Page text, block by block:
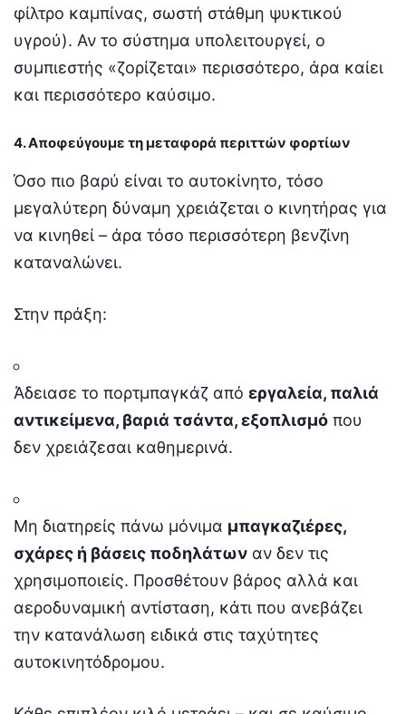
φίλτρο καμπίνας, σωστή στάθμη ψυκτικού
υγρού). Αν το σύστημα υπολειτουργεί, ο
συμπιεστής «ζορίζεται» περισσότερο, άρα καίει
και περισσότερο καύσιμο.
4. Αποφεύγουμε τη μεταφορά περιττών φορτίων
Όσο πιο βαρύ είναι το αυτοκίνητο, τόσο
μεγαλύτερη δύναμη χρειάζεται ο κινητήρας για
να κινηθεί – άρα τόσο περισσότερη βενζίνη
καταναλώνει.
Στην πράξη:
Άδειασε το πορτμπαγκάζ από εργαλεία, παλιά
αντικείμενα, βαριά τσάντα, εξοπλισμό που
δεν χρειάζεσαι καθημερινά.
Μη διατηρείς πάνω μόνιμα μπαγκαζιέρες,
σχάρες ή βάσεις ποδηλάτων αν δεν τις
χρησιμοποιείς. Προσθέτουν βάρος αλλά και
αεροδυναμική αντίσταση, κάτι που ανεβάζει
την κατανάλωση ειδικά στις ταχύτητες
αυτοκινητόδρομου.